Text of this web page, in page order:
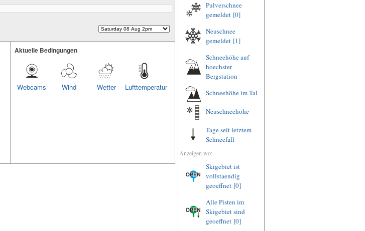
Aktuelle Bedingungen
Lufttemperatur
Wetter
Wind
Webcams
Pulverschnee
gemeldet [0]
Neuschnee
gemeldet [1]
Schneehöhe auf
hoechster
Bergstation
Schneehöhe im Tal
Neuschneehöhe
Tage seit letztem
Schneefall
Anzeigen wo:
Skigebiet ist
vollstaendig
geoeffnet [0]
Alle Pisten im
Skigebiet sind
geoeffnet [0]